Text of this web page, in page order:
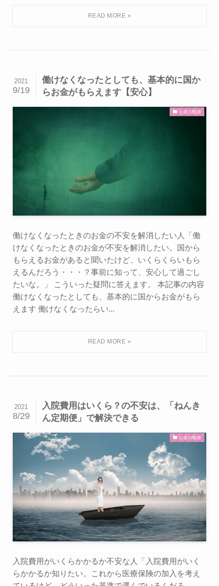
働けなくなったとしても、基本的に国か
らお金がもらえます【安心】
2021
9/19
お金の勉強
働けなくなったときのお金の不安を解消したい人「働
けなくなったときのお金が不安を解消したい。国から
もらえるお金があると聞いたけど、いくらくらいもら
えるんだろう・・・？事前に知って、安心して過ごし
たいな。」 こういった疑問に答えます。 本記事の内容
働けなくなったとしても、基本的に国からお金がもら
えます 働けなくなったらい...
入院費用はいくら？の不安は、「ねんき
ん定期便」で解決できる
2021
8/29
お金の勉強
入院費用がいくらかかるか不安な人「入院費用がいく
らかかるか知りたい。これから医療保険の加入を考え